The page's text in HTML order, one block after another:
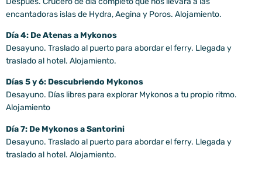
encantadoras islas de Hydra, Aegina y Poros. Alojamiento.
Día 4: De Atenas a Mykonos
Desayuno. Traslado al puerto para abordar el ferry. Llegada y
traslado al hotel. Alojamiento.
Días 5 y 6: Descubriendo Mykonos
Desayuno. Días libres para explorar Mykonos a tu propio ritmo.
Alojamiento
Día 7: De Mykonos a Santorini
Desayuno. Traslado al puerto para abordar el ferry. Llegada y
traslado al hotel. Alojamiento.